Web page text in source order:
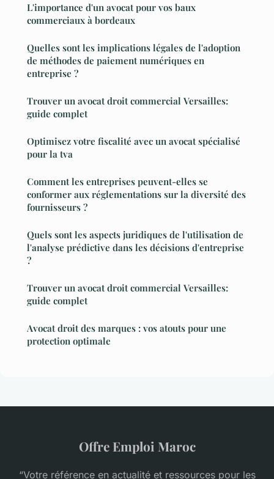
L'importance d'un avocat pour vos baux
commerciaux à bordeaux
Quelles sont les implications légales de l'adoption
de méthodes de paiement numériques en
entreprise ?
Trouver un avocat droit commercial Versailles:
guide complet
Optimisez votre fiscalité avec un avocat spécialisé
pour la tva
Comment les entreprises peuvent-elles se
conformer aux réglementations sur la diversité des
fournisseurs ?
Quels sont les aspects juridiques de l'utilisation de
l'analyse prédictive dans les décisions d'entreprise
?
Trouver un avocat droit commercial Versailles:
guide complet
Avocat droit des marques : vos atouts pour une
protection optimale
Offre Emploi Maroc
“Votre référence en actualité et ressources pour les